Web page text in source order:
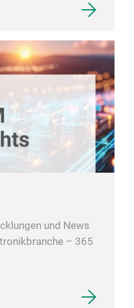
und News
– 365